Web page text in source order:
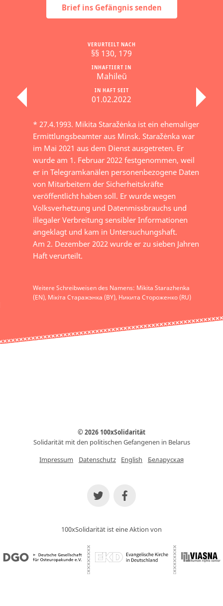
Brief ins Gefängnis senden
IN HAFT SEIT
01.02.2022
INHAFTIERT IN
Mahileŭ
VERURTEILT NACH
§§ 130, 179
* 27.4.1993. Mikita Staražėnka ist ein ehemaliger
Ermittlungsbeamter aus Minsk. Staražėnka war
im Mai 2021 aus dem Dienst ausgetreten. Er
wurde am 1. Februar 2022 festgenommen, weil
er in Telegramkanälen personenbezogene Daten
von Mitarbeitern der Sicherheitskräfte
veröffentlicht haben soll. Er wurde wegen
Volksverhetzung und Datenmissbrauchs und
illegaler Verbreitung sensibler Informationen
angeklagt und kam in Untersuchungshaft.
Am 2. Dezember 2022 wurde er zu sieben Jahren
Haft verurteilt.
Weitere Schreibweisen des Namens: Mikita Starazhenka
(EN), Мікіта Старажэнка (BY), Никита Стороженко (RU)
© 2026 100xSolidarität
Solidarität mit den politischen Gefangenen in Belarus
Impressum
Datenschutz English Беларуская
100xSolidarität ist eine Aktion von